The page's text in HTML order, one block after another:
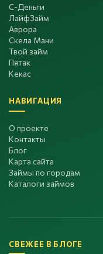
С-Деньги
ЛайфЗайм
Аврора
Скела Мани
Твой займ
Пятак
Кекас
НАВИГАЦИЯ
О проекте
Контакты
Блог
Карта сайта
Займы по городам
Каталоги займов
СВЕЖЕЕ В БЛОГЕ